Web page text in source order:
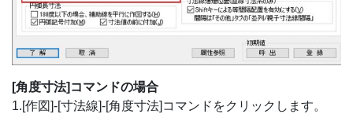
[角度寸法]コマンドの場合
1.[作図]-[寸法線]-[角度寸法]コマンドをクリックします。